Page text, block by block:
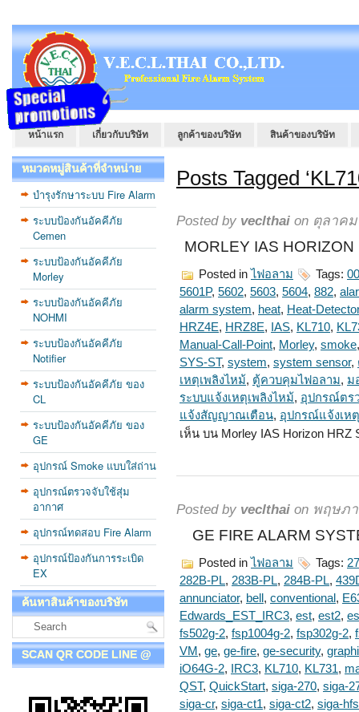
หน้าแรก เกี่ยวกับบริษัท ลูกค้าของบริษัท สินค้าของบริษัท
หมวดหมู่สินค้าที่จำหน่าย
บำรุงรักษาระบบ Fire Alarm
ระบบป้องกันอัคคีภัย
Cemen
ระบบป้องกันอัคคีภัย
Morley
ระบบป้องกันอัคคีภัย
NOHMI
ระบบป้องกันอัคคีภัย
Notifier
ระบบป้องกันอัคคีภัย ของ
CL
ระบบป้องกันอัคคีภัย ของ
GE
อุปกรณ์ Smoke แบบใส่ถ่าน
อุปกรณ์ตรวจจับใช้สุ่ม
อากาศ
อุปกรณ์ทดสอบ Fire Alarm
อุปกรณ์ป้องกันการระเบิด
EX
ค้นหาสินค้าของบริษัท
SCAN QR CODE LINE @
Posts Tagged
Posted by veclthai on ตุลาคม
MORLEY IAS
Posted in ไฟอลาม Tags:
5601P, 5602, 5603, 5604, 882,
alarm system, heat, Heat-Detector
HRZ4E, HRZ8E, IAS, KL710,
Manual-Call-Point, Morley, smoke
SYS-ST, system, system sensor,
เหตุเพลิงไหม้, ตู้ควบคุมไฟอลาม, ม
ระบบแจ้งเหตุเพลิงไหม้, อุปกรณ์ตร
แจ้งสัญญาณเตือน, อุปกรณ์แจ้งเห
เห็น บน Morley IAS Horizon HRZ
Posted by veclthai on พฤษภา
GE FIRE ALARM
Posted in ไฟอลาม Tags:
282B-PL, 283B-PL, 284B-PL,
annunciator, bell , conventional,
Edwards_EST_IRC3, est, est2,
fs502g-2, fsp1004g-2, fsp302g-2,
VM , ge, ge-fire, ge-security,
iO64G-2, IRC3, KL710, KL731,
QST, QuickStart, siga-270, siga-
siga-cr, siga-ct1, siga-ct2, siga-hfs